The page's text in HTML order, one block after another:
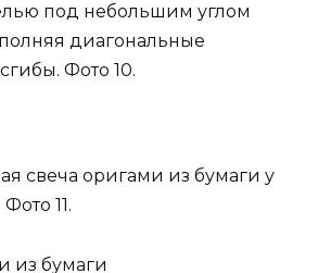
под небольшим углом
диагональные
Фото 10.
свеча оригами из бумаги у
11.